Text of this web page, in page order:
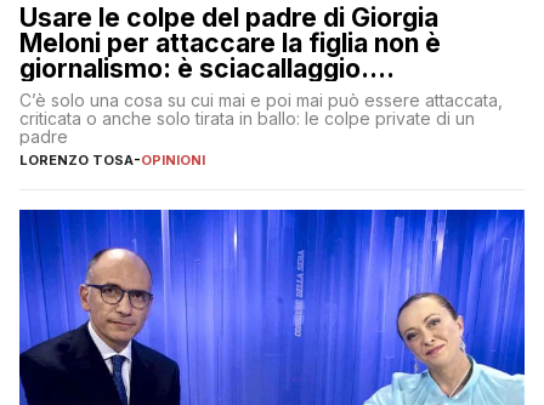
Usare le colpe del padre di Giorgia
Meloni per attaccare la figlia non è
giornalismo: è sciacallaggio.
Dimostriamo di essere diversi
C’è solo una cosa su cui mai e poi mai può essere attaccata,
criticata o anche solo tirata in ballo: le colpe private di un
padre
LORENZO TOSA-OPINIONI